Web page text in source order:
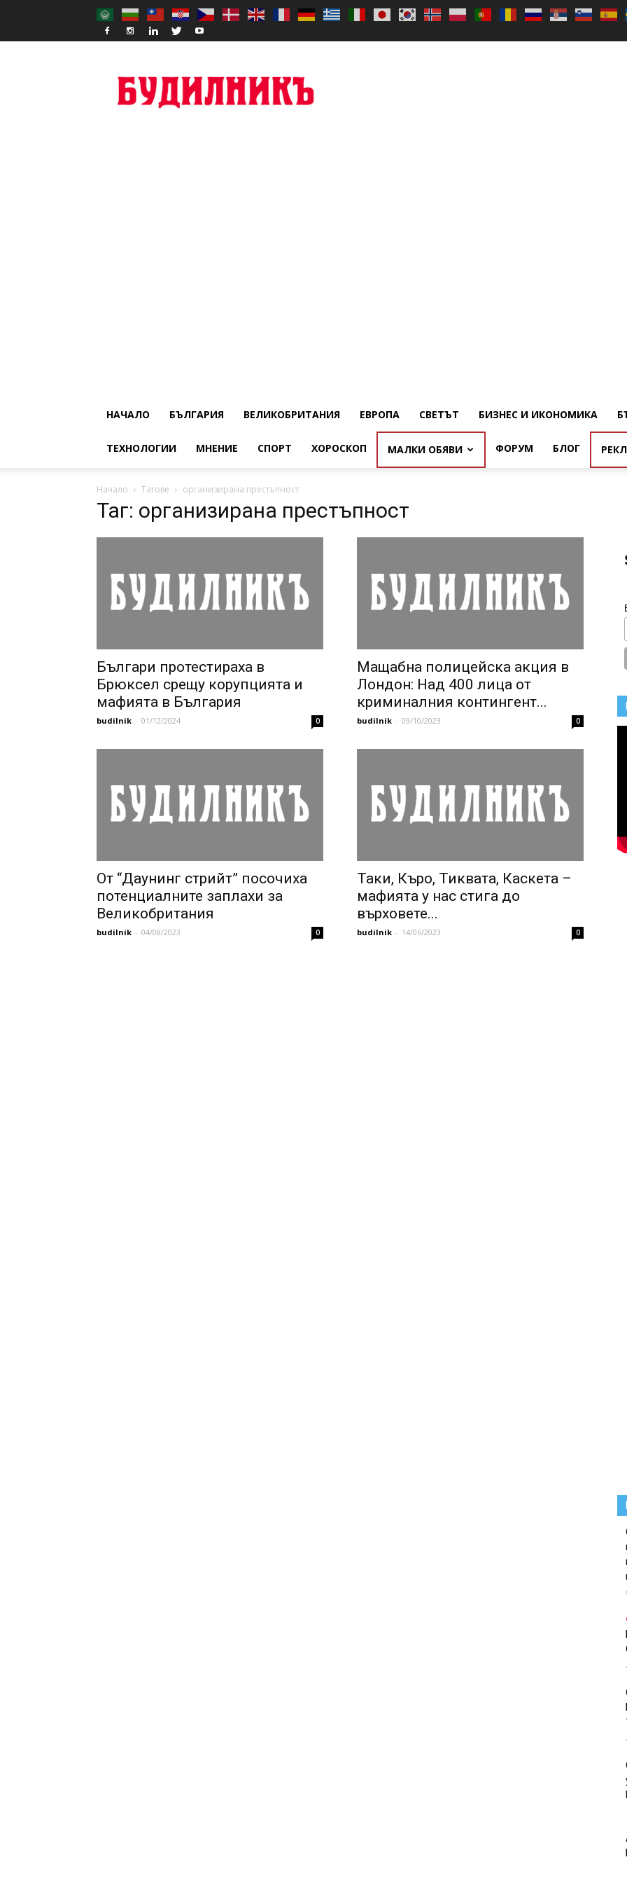
НАЧАЛО БЪЛГАРИЯ ВЕЛИКОБРИТАНИЯ ЕВРОПА СВЕТЪТ БИЗНЕС И ИКОНОМИКА
ТЕХНОЛОГИИ МНЕНИЕ СПОРТ ХОРОСКОП МАЛКИ ОБЯВИ ФОРУМ БЛОГ
Начало Тагове организирана престъпност
Таг: организирана престъпност
Българи протестираха в
Брюксел срещу корупцията и
мафията в България
budilnik - 01/12/2024 0
Мащабна полицейска акция в
Лондон: Над 400 лица от
криминалния контингент...
budilnik - 09/10/2023 0
От “Даунинг стрийт” посочиха
потенциалните заплахи за
Великобритания
budilnik - 04/08/2023 0
Таки, Къро, Тиквата, Каскета –
мафията у нас стига до
върховете...
budilnik - 14/06/2023 0